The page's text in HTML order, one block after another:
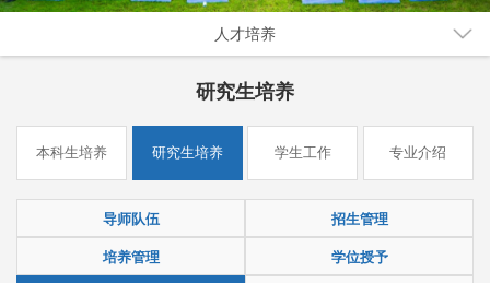
人才培养
研究生培养
本科生培养 研究生培养 学生工作 专业介绍
导师队伍 招生管理
培养管理 学位授予